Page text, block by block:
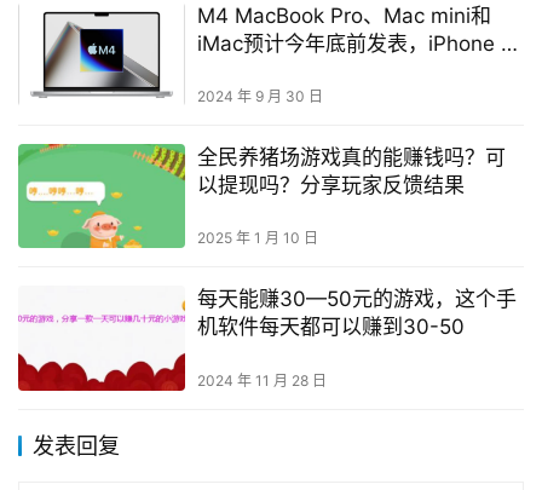
M4 MacBook Pro、Mac mini和
iMac预计今年底前发表，iPhone 16
2024 年 9 月 30 日
全民养猪场游戏真的能赚钱吗？可
以提现吗？分享玩家反馈结果
2025 年 1 月 10 日
每天能赚30—50元的游戏，这个手
机软件每天都可以赚到30-50
2024 年 11 月 28 日
发表回复